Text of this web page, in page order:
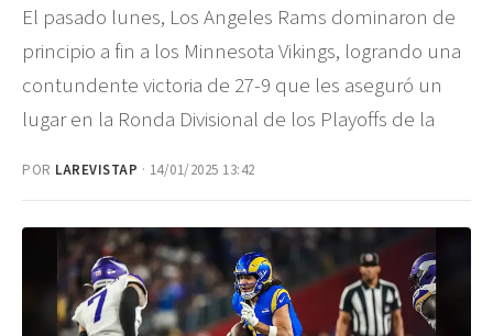
El pasado lunes, Los Angeles Rams dominaron de
principio a fin a los Minnesota Vikings, logrando una
contundente victoria de 27-9 que les aseguró un
lugar en la Ronda Divisional de los Playoffs de la
POR LAREVISTAP · 14/01/2025 13:42